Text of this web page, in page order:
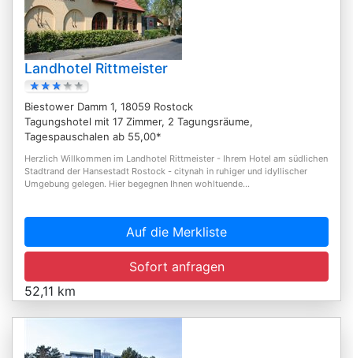
Landhotel Rittmeister
Biestower Damm 1, 18059 Rostock
Tagungshotel mit 17 Zimmer, 2 Tagungsräume,
Tagespauschalen ab 55,00*
Herzlich Willkommen im Landhotel Rittmeister - Ihrem Hotel am südlichen
Stadtrand der Hansestadt Rostock - citynah in ruhiger und idyllischer
Umgebung gelegen. Hier begegnen Ihnen wohltuende...
Auf die Merkliste
Sofort anfragen
52,11 km